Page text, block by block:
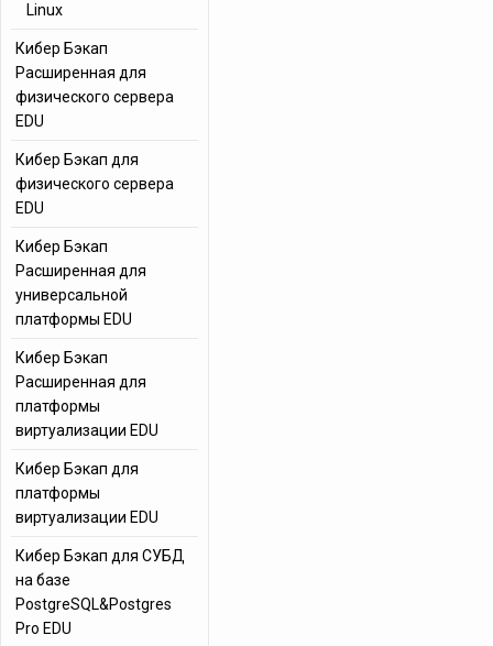
Linux
Кибер Бэкап
Расширенная для
физического сервера
EDU
Кибер Бэкап для
физического сервера
EDU
Кибер Бэкап
Расширенная для
универсальной
платформы EDU
Кибер Бэкап
Расширенная для
платформы
виртуализации EDU
Кибер Бэкап для
платформы
виртуализации EDU
Кибер Бэкап для СУБД
на базе
PostgreSQL&Postgres
Pro EDU